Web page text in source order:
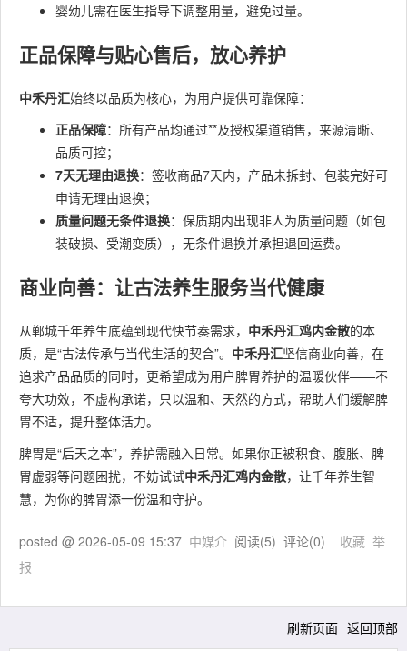
婴幼儿需在医生指导下调整用量，避免过量。
正品保障与贴心售后，放心养护
中禾丹汇始终以品质为核心，为用户提供可靠保障：
正品保障：所有产品均通过**及授权渠道销售，来源清晰、
品质可控；
7天无理由退换：签收商品7天内，产品未拆封、包装完好可
申请无理由退换；
质量问题无条件退换：保质期内出现非人为质量问题（如包
装破损、受潮变质），无条件退换并承担退回运费。
商业向善：让古法养生服务当代健康
从郸城千年养生底蕴到现代快节奏需求， 中禾丹汇鸡内金散的本
质，是“古法传承与当代生活的契合”。 中禾丹汇坚信商业向善，在
追求产品品质的同时，更希望成为用户脾胃养护的温暖伙伴——不
夸大功效，不虚构承诺，只以温和、天然的方式，帮助人们缓解脾
胃不适，提升整体活力。
脾胃是“后天之本”，养护需融入日常。如果你正被积食、腹胀、脾
胃虚弱等问题困扰，不妨试试中禾丹汇鸡内金散，让千年养生智
慧，为你的脾胃添一份温和守护。
posted @ 2026-05-09 15:37 中媒介 阅读(5) 评论(0) 收藏 举
报
刷新页面 返回顶部